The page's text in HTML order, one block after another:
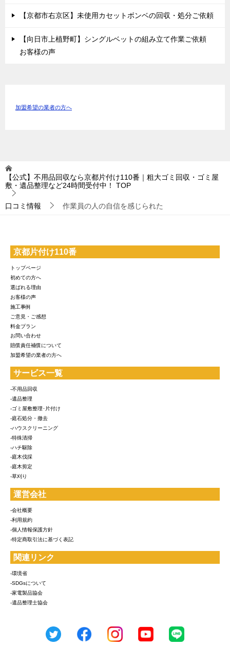
【京都市右京区】未使用カセットボンベの回収・処分ご依頼
【向日市上植野町】シングルベットの組み立て作業ご依頼
お客様の声
加盟希望の業者の方へ
【公式】不用品回収なら京都片付け110番｜粗大ゴミ回収・ゴミ屋
敷・遺品整理など24時間受付中！
TOP
口コミ情報 作業員の人の自信を感じられた
京都片付け110番
トップページ
初めての方へ
選ばれる理由
お客様の声
施工事例
ご意見・ご感想
料金プラン
お問い合わせ
賠償責任補償について
加盟希望の業者の方へ
サービス一覧
-不用品回収
-遺品整理
-ゴミ屋敷整理･片付け
-庭石処分・撤去
-ハウスクリーニング
-特殊清掃
-ハチ駆除
-庭木伐採
-庭木剪定
-草刈り
運営会社
-会社概要
-利用規約
-個人情報保護方針
-特定商取引法に基づく表記
関連リンク
-環境省
-SDGsについて
-家電製品協会
-遺品整理士協会